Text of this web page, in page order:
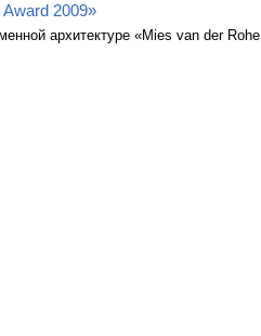
2009»
архитектуре «Mies van der Rohe